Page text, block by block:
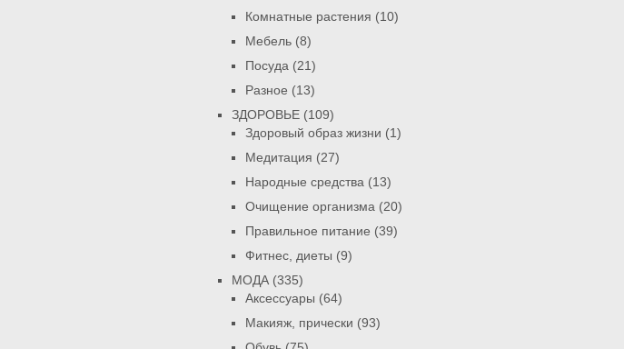
Комнатные растения (10)
Мебель (8)
Посуда (21)
Разное (13)
ЗДОРОВЬЕ (109)
Здоровый образ жизни (1)
Медитация (27)
Народные средства (13)
Очищение организма (20)
Правильное питание (39)
Фитнес, диеты (9)
МОДА (335)
Аксессуары (64)
Макияж, прически (93)